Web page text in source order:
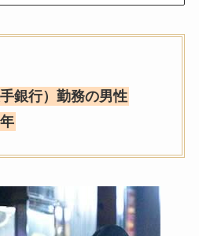
銀行）勤務の男性